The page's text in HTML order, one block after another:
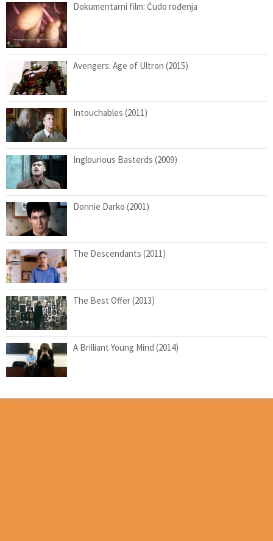
Dokumentarni film: Čudo rođenja
Avengers: Age of Ultron (2015)
Intouchables (2011)
Inglourious Basterds (2009)
Donnie Darko (2001)
The Descendants (2011)
The Best Offer (2013)
A Brilliant Young Mind (2014)